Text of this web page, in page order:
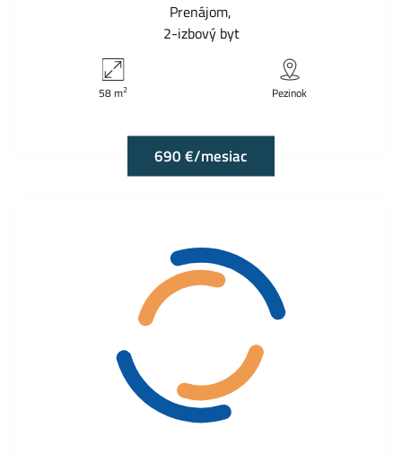
Prenájom
2-izbový byt
58 m2 Pezinok
690 €/mesiac